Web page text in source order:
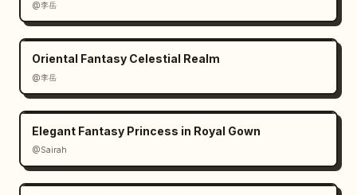
@李岳
Oriental Fantasy Celestial Realm
@李岳
Elegant Fantasy Princess in Royal Gown
@Sairah